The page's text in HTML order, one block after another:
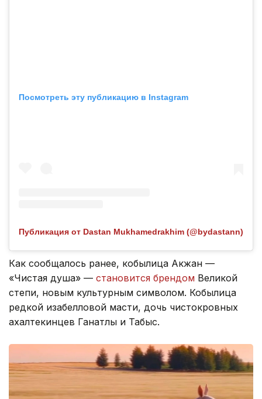
Посмотреть эту публикацию в Instagram
Публикация от Dastan Mukhamedrakhim (@bydastann)
Как сообщалось ранее, кобылица Акжан —
«Чистая душа» — становится брендом Великой
степи, новым культурным символом. Кобылица
редкой изабелловой масти, дочь чистокровных
ахалтекинцев Ганатлы и Табыс.